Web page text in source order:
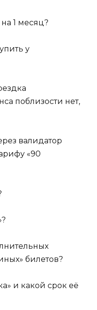
1 месяц?
у
поблизости нет,
валидатор
«90
билетов?
и какой срок её